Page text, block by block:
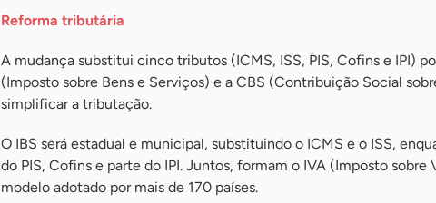
Reforma tributária
A mudança substitui cinco tributos (ICMS, ISS, PIS, Cofins e IPI)
(Imposto sobre Bens e Serviços) e a CBS (Contribuição Social
simplificar a tributação.
O IBS será estadual e municipal, substituindo o ICMS e o ISS,
do PIS, Cofins e parte do IPI. Juntos, formam o IVA (Imposto sobre
modelo adotado por mais de 170 países.